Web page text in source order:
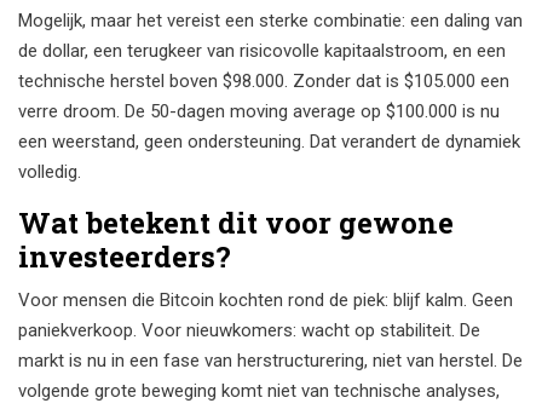
Mogelijk, maar het vereist een sterke combinatie: een daling van
de dollar, een terugkeer van risicovolle kapitaalstroom, en een
technische herstel boven $98.000. Zonder dat is $105.000 een
verre droom. De 50-dagen moving average op $100.000 is nu
een weerstand, geen ondersteuning. Dat verandert de dynamiek
volledig.
Wat betekent dit voor gewone
investeerders?
Voor mensen die Bitcoin kochten rond de piek: blijf kalm. Geen
paniekverkoop. Voor nieuwkomers: wacht op stabiliteit. De
markt is nu in een fase van herstructurering, niet van herstel. De
volgende grote beweging komt niet van technische analyses,